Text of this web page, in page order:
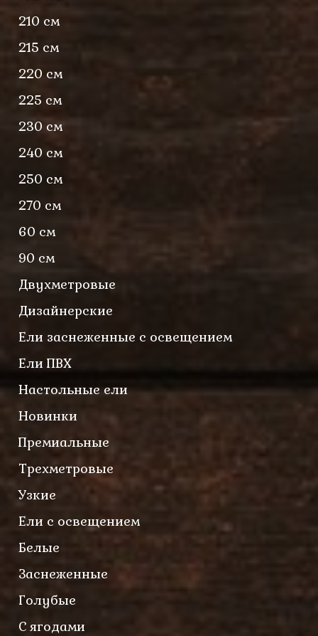
210 см
215 см
220 см
225 см
230 см
240 см
250 см
270 см
60 см
90 см
Двухметровые
Дизайнерские
Ели заснеженные с освещением
Ели ПВХ
Настольные ели
Новинки
Премиальные
Трехметровые
Узкие
Ели с освещением
Белые
Заснеженные
Голубые
С ягодами